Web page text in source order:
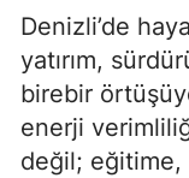
Denizli’de
yatırım,
birebir
enerji
değil; eğitime,